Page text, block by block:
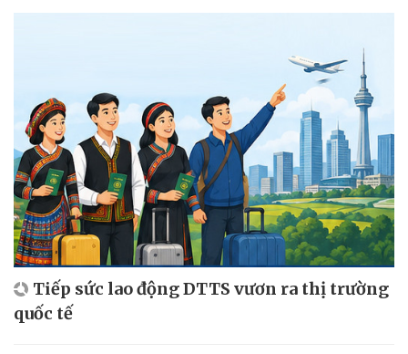
Tiếp sức lao động DTTS vươn ra thị trường
quốc tế